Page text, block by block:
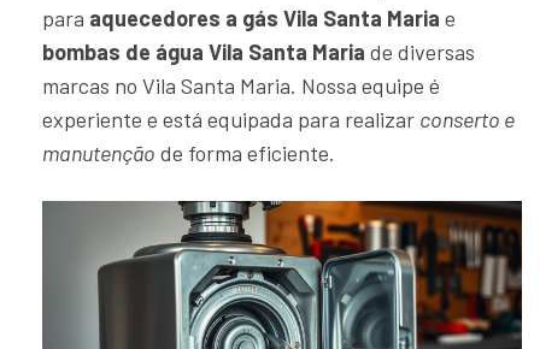
para aquecedores a gás Vila Santa Maria e
bombas de água Vila Santa Maria de diversas
marcas no Vila Santa Maria. Nossa equipe é
experiente e está equipada para realizar conserto e
manutenção de forma eficiente.